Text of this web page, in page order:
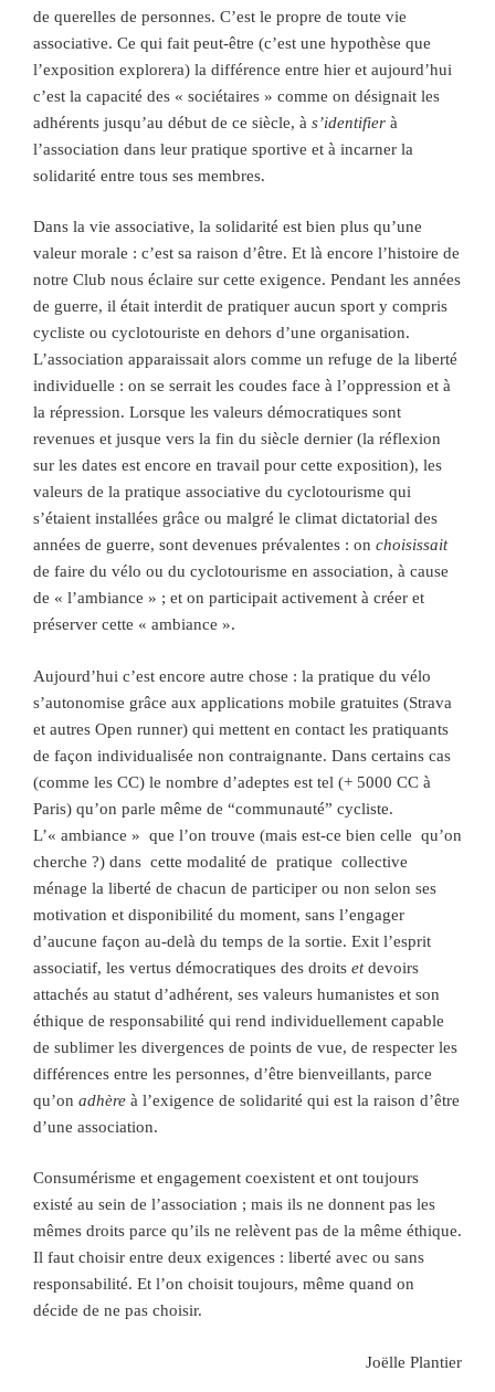
de querelles de personnes. C’est le propre de toute vie
associative. Ce qui fait peut-être (c’est une hypothèse que
l’exposition explorera) la différence entre hier et aujourd’hui
c’est la capacité des « sociétaires » comme on désignait les
adhérents jusqu’au début de ce siècle, à s’identifier à
l’association dans leur pratique sportive et à incarner la
solidarité entre tous ses membres.
Dans la vie associative, la solidarité est bien plus qu’une
valeur morale : c’est sa raison d’être. Et là encore l’histoire de
notre Club nous éclaire sur cette exigence. Pendant les années
de guerre, il était interdit de pratiquer aucun sport y compris
cycliste ou cyclotouriste en dehors d’une organisation.
L’association apparaissait alors comme un refuge de la liberté
individuelle : on se serrait les coudes face à l’oppression et à
la répression. Lorsque les valeurs démocratiques sont
revenues et jusque vers la fin du siècle dernier (la réflexion
sur les dates est encore en travail pour cette exposition), les
valeurs de la pratique associative du cyclotourisme qui
s’étaient installées grâce ou malgré le climat dictatorial des
années de guerre, sont devenues prévalentes : on choisissait
de faire du vélo ou du cyclotourisme en association, à cause
de « l’ambiance » ; et on participait activement à créer et
préserver cette « ambiance ».
Aujourd’hui c’est encore autre chose : la pratique du vélo
s’autonomise grâce aux applications mobile gratuites (Strava
et autres Open runner) qui mettent en contact les pratiquants
de façon individualisée non contraignante. Dans certains cas
(comme les CC) le nombre d’adeptes est tel (+ 5000 CC à
Paris) qu’on parle même de “communauté” cycliste.
L’« ambiance » que l’on trouve (mais est-ce bien celle qu’on
cherche ?) dans cette modalité de pratique collective
ménage la liberté de chacun de participer ou non selon ses
motivation et disponibilité du moment, sans l’engager
d’aucune façon au-delà du temps de la sortie. Exit l’esprit
associatif, les vertus démocratiques des droits etdevoirs
attachés au statut d’adhérent, ses valeurs humanistes et son
éthique de responsabilité qui rend individuellement capable
de sublimer les divergences de points de vue, de respecter les
différences entre les personnes, d’être bienveillants, parce
qu’on adhère à l’exigence de solidarité qui est la raison d’être
d’une association.
Consumérisme et engagement coexistent et ont toujours
existé au sein de l’association ; mais ils ne donnent pas les
mêmes droits parce qu’ils ne relèvent pas de la même éthique.
Il faut choisir entre deux exigences : liberté avec ou sans
responsabilité. Et l’on choisit toujours, même quand on
décide de ne pas choisir.
Joëlle Plantier